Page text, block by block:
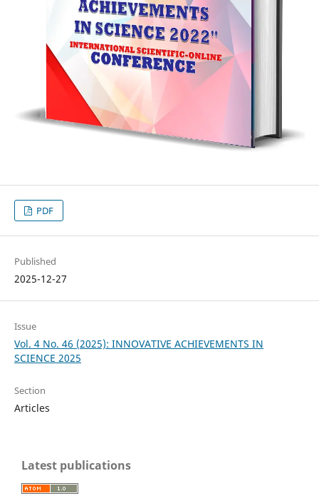
PDF
Published
2025-12-27
Issue
Vol. 4 No. 46 (2025): INNOVATIVE ACHIEVEMENTS IN
SCIENCE 2025
Section
Articles
Latest publications